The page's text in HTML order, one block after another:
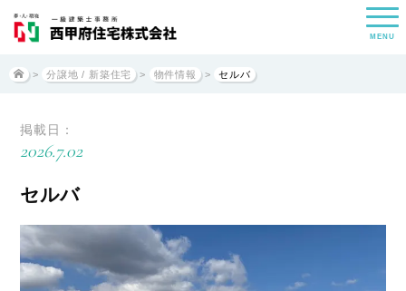
MENU
> 分譲地 / 新築住宅 > 物件情報 > セルバ
掲載日：
2026.7.02
セルバ